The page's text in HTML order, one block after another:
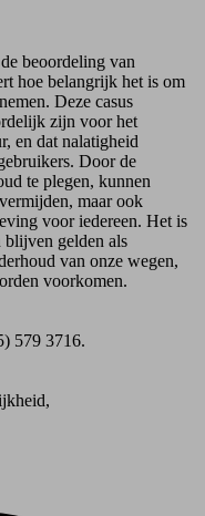
beoordeling van
hoe belangrijk het is om
Deze casus
zijn voor het
en dat nalatigheid
Door de
te plegen, kunnen
maar ook
voor iedereen. Het is
blijven gelden als
van onze wegen,
voorkomen.
579 3716.